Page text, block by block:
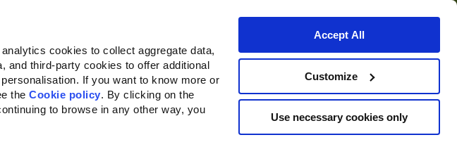
cookies to collect aggregate data,
and third-party cookies to offer additional
If you want to know more or
theCookie policy. By clicking on the
to browse in any other way, you
Accept All
Customize
Use necessary cookies only
Über uns Bezugsquellen